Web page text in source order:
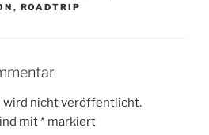
, ROADTRIP
wird nicht veröffentlicht.
mit* markiert